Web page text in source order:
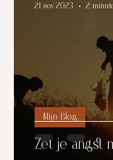
Zet je angst
Mijn Blog
21 nov 2023
2